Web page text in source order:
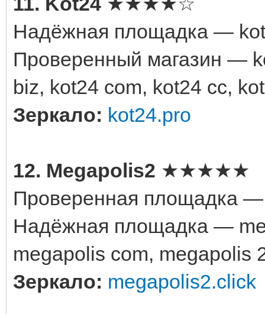
Надёжная площадка —
Проверенный магазин —
biz, kot24 com, kot24 cc,
Зеркало: kot24.pro
12. Megapolis2 ★★★★★
Проверенная площадка
Надёжная площадка —
megapolis com, megapolis
Зеркало: megapolis2.click